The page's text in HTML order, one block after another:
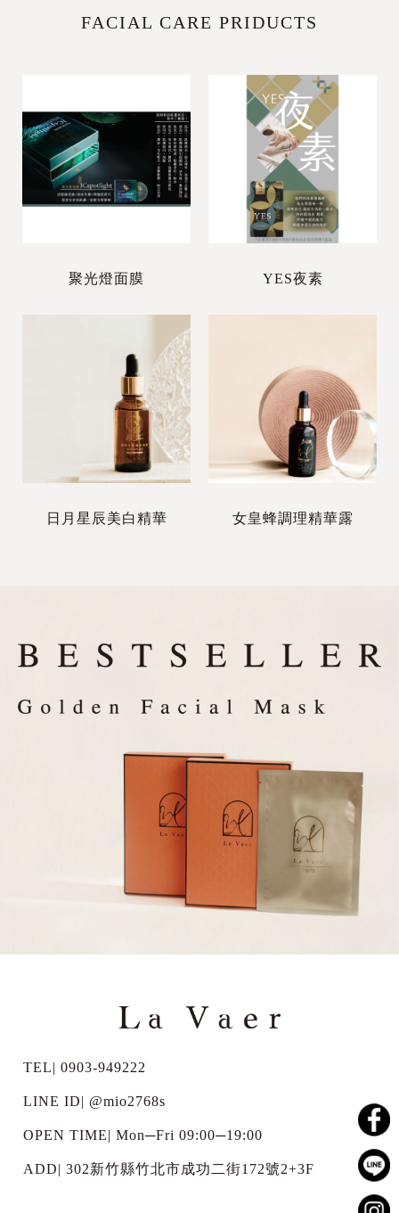
FACIAL CARE PRIDUCTS
聚光燈面膜 YES夜素
日月星辰美白精華 女皇蜂調理精華露
TEL| 0903-949222
LINE ID| @mio2768s
OPEN TIME| Mon─Fri 09:00─19:00
ADD| 302新竹縣竹北市成功二街172號2+3F